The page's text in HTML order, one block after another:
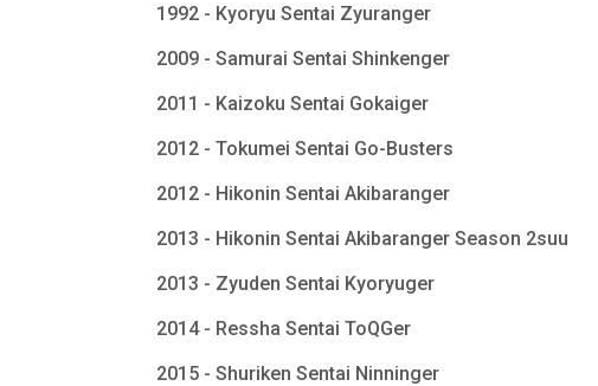
1992 - Kyoryu Sentai Zyuranger
2009 - Samurai Sentai Shinkenger
2011 - Kaizoku Sentai Gokaiger
2012 - Tokumei Sentai Go-Busters
2012 - Hikonin Sentai Akibaranger
2013 - Hikonin Sentai Akibaranger Season 2suu
2013 - Zyuden Sentai Kyoryuger
2014 - Ressha Sentai ToQGer
2015 - Shuriken Sentai Ninninger